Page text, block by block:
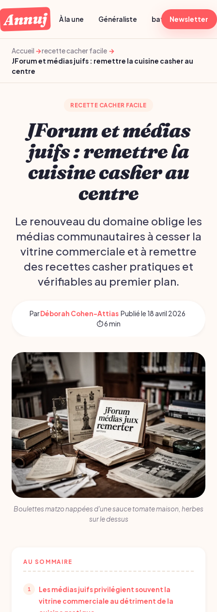
Annuj À la une Généraliste batch cooking
Newsletter
Accueil
recette cacher facile
JForum et médias juifs : remettre la cuisine casher au
centre
RECETTE CACHER FACILE
JForum et médias
juifs : remettre la
cuisine casher au
centre
Le renouveau du domaine oblige les
médias communautaires à cesser la
vitrine commerciale et à remettre
des recettes casher pratiques et
vérifiables au premier plan.
ParDéborah Cohen-Attias·Publié le 18 avril 2026·
⏱ 6 min
Boulettes matzo nappées d'une sauce tomate maison, herbes
sur le dessus
AU SOMMAIRE
Les médias juifs privilégient souvent la
vitrine commerciale au détriment de la